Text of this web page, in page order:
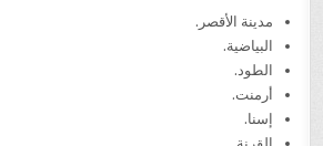
مدينة الأقصر.
البياضية.
الطود.
أرمنت.
إسنا.